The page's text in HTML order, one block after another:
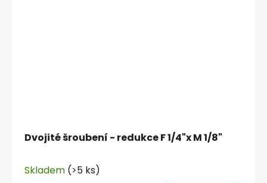
Dvojité šroubení - redukce F 1/4"x M 1/8"
Skladem (>5 ks)